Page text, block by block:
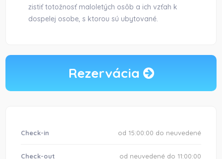
zistiť totožnosť maloletých osôb a ich vzťah k
dospelej osobe, s ktorou sú ubytované.
Rezervácia
Check-in od 15:00:00 do neuvedené
Check-out od neuvedené do 11:00:00